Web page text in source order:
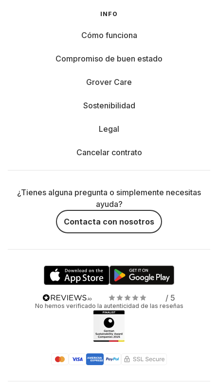
INFO
Cómo funciona
Compromiso de buen estado
Grover Care
Sostenibilidad
Legal
Cancelar contrato
¿Tienes alguna pregunta o simplemente necesitas
ayuda?
Contacta con nosotros
/ 5
No hemos verificado la autenticidad de las reseñas